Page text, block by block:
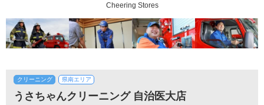
Cheering Stores
クリーニング 県南エリア
うさちゃんクリーニング 自治医大店